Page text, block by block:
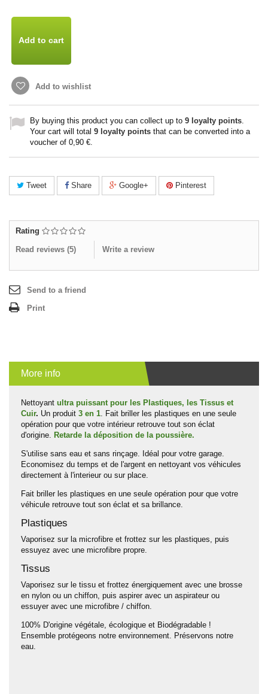
Add to cart
Add to wishlist
By buying this product you can collect up to 9 loyalty points.
Your cart will total 9 loyalty points that can be converted into a
voucher of 0,90 €.
Tweet Share Google+ Pinterest
Rating
Read reviews (5) Write a review
Send to a friend
Print
More info
Nettoyant ultra puissant pour les Plastiques, les Tissus et
Cuir. Un produit 3 en 1. Fait briller les plastiques en une seule
opération pour que votre intérieur retrouve tout son éclat
d'origine. Retarde la déposition de la poussière.
S'utilise sans eau et sans rinçage. Idéal pour votre garage.
Economisez du temps et de l'argent en nettoyant vos véhicules
directement à l'interieur ou sur place.
Fait briller les plastiques en une seule opération pour que votre
véhicule retrouve tout son éclat et sa brillance.
Plastiques
Vaporisez sur la microfibre et frottez sur les plastiques, puis
essuyez avec une microfibre propre.
Tissus
Vaporisez sur le tissu et frottez énergiquement avec une brosse
en nylon ou un chiffon, puis aspirer avec un aspirateur ou
essuyer avec une microfibre / chiffon.
100% D'origine végétale, écologique et Biodégradable !
Ensemble protégeons notre environnement. Préservons notre
eau.